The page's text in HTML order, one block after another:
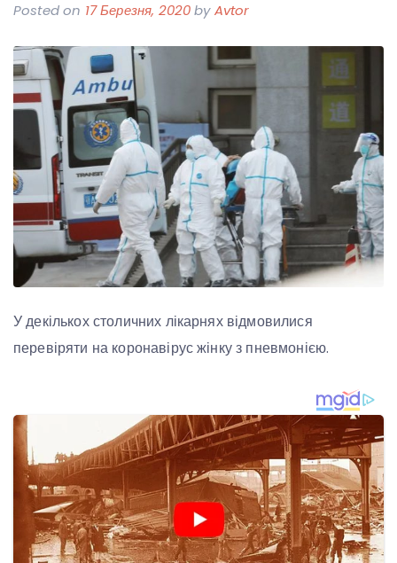
Posted on 17 Березня, 2020byAvtor
У декількох столичних лікарнях відмовилися
перевіряти на коронавірус жінку з пневмонією.